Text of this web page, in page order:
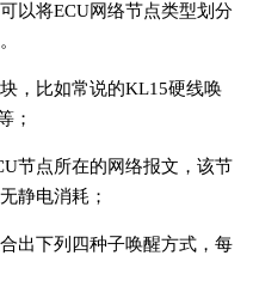
以将ECU网络节点类型划分
，比如常说的KL15硬线唤
；
节点所在的网络报文，该节
静电消耗；
出下列四种子唤醒方式，每